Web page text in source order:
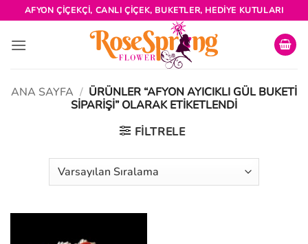
İçeriğe
atla
AFYON ÇIÇEKÇI, CANLI ÇIÇEK, BUKETLER, HEDIYE KUTULARI
ANA SAYFA / ÜRÜNLER “AFYON AYICIKLI GÜL BUKETI
SIPARIŞI” OLARAK ETIKETLENDI
FILTRELE